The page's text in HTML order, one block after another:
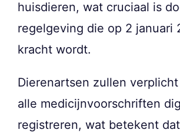
huisdieren, wat cruciaal is
regelgeving die op 2 januari
kracht wordt.
Dierenartsen zullen
alle medicijnvoorschriften
registreren, wat betekent